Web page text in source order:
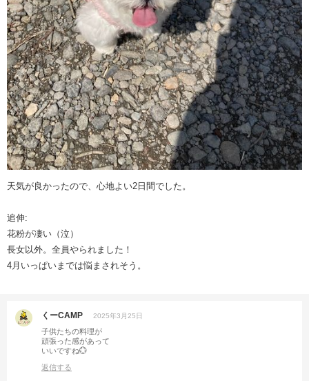
天気が良かったので、心地よい2日間でした。
追伸:
花粉が凄い（泣）
長女以外。全員やられました！
4月いっぱいまでは悩まされそう。
くーCAMP 2025年3月25日
子供たちの料理が
頑張った感があって
いいですね💮
返信する